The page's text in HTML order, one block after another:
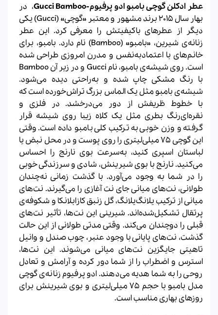
عطر ادکلن گوچی بامبو ادو پرفیوم-Gucci Bamboo
، در
بهار سال 2015 برند مشهور و معتبر «گوچی» (Gucci) یکی
دیگر از عطرهای باکیفیتش را معرفی کرد. این عطر
زنانه‌ی شیرین، «بامبو» (Bamboo) نام دارد. بامبو، برای
خانم‌های با اعتمادبه‌نفس و مدرن امروزی طراحی شده
است.
روی شیشه‌ی بامبو، نام Gucci و در زیر آن Bamboo
با رنگ مشکی چاپ شده و به‌راحتی دیده می‌شود.
شیشه‌ی بامبو مثل یک الماس بزرگ تراش‌خورده است که
با خطوط ظریفش از دور می‌درخشد. در فلزی و
نقره‌ای‌رنگ بطری مثل یک کلاه زیبا روی شیشه قرار
گرفته و وزن خوبی به ترکیب کلی بامبو داده است. وقتی
این گوچی 75 میلی‌لیتری را روی پوست و در محل نبض یا
لباستان اسپری کنید، به‌سرعت بوی نارنج را احساس
می‌کنید. نارنج با بوی شیرینش، شادی و سرزندگی خوبی
را در شما به وجود می‌آورد. با گذشت زمانی نه‌چندان
طولانی، نت‌های میانی جای نت آغازی را می‌گیرند. نت‌های
میانی از ترکیب یلانگ‌یلانگ، گل زنبق کازابلانکا و شکوفه‌ی
پرتقال تشکیل‌شده‌اند. شیرینی این نت‌ها، تأثیر نت‌های
قبلی را دوچندان می‌کند. وقتی مدتی طولانی از این حالت
گذشت، نت‌های پایانی با وجود عنبر، چوب صندل و وانیل
تاهیتی جایگزین نت‌های میانی می‌شوند. این نت‌ها،
استرس و اضطراب را از شما دور کرده و آرامش و تعادل
روحی را به شما هدیه می‌دهند. ادو پرفیوم زنانه‌ی گوچی
مدل بامبو با حجم 75 میلی‌لیتری و بوی شیرینش برای
روزهای بهاری مناسب است.